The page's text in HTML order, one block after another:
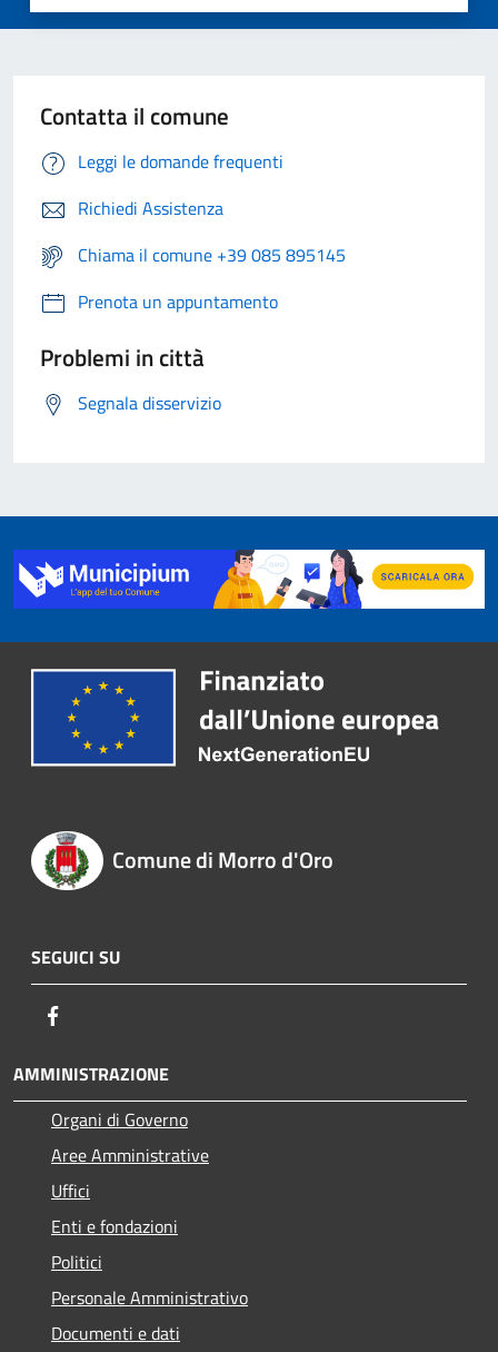
Contatta il comune
Leggi le domande frequenti
Richiedi Assistenza
Chiama il comune +39 085 895145
Prenota un appuntamento
Problemi in città
Segnala disservizio
Comune di Morro d'Oro
SEGUICI SU
AMMINISTRAZIONE
Organi di Governo
Aree Amministrative
Uffici
Enti e fondazioni
Politici
Personale Amministrativo
Documenti e dati